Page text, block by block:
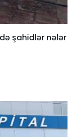
şahidlər nələr